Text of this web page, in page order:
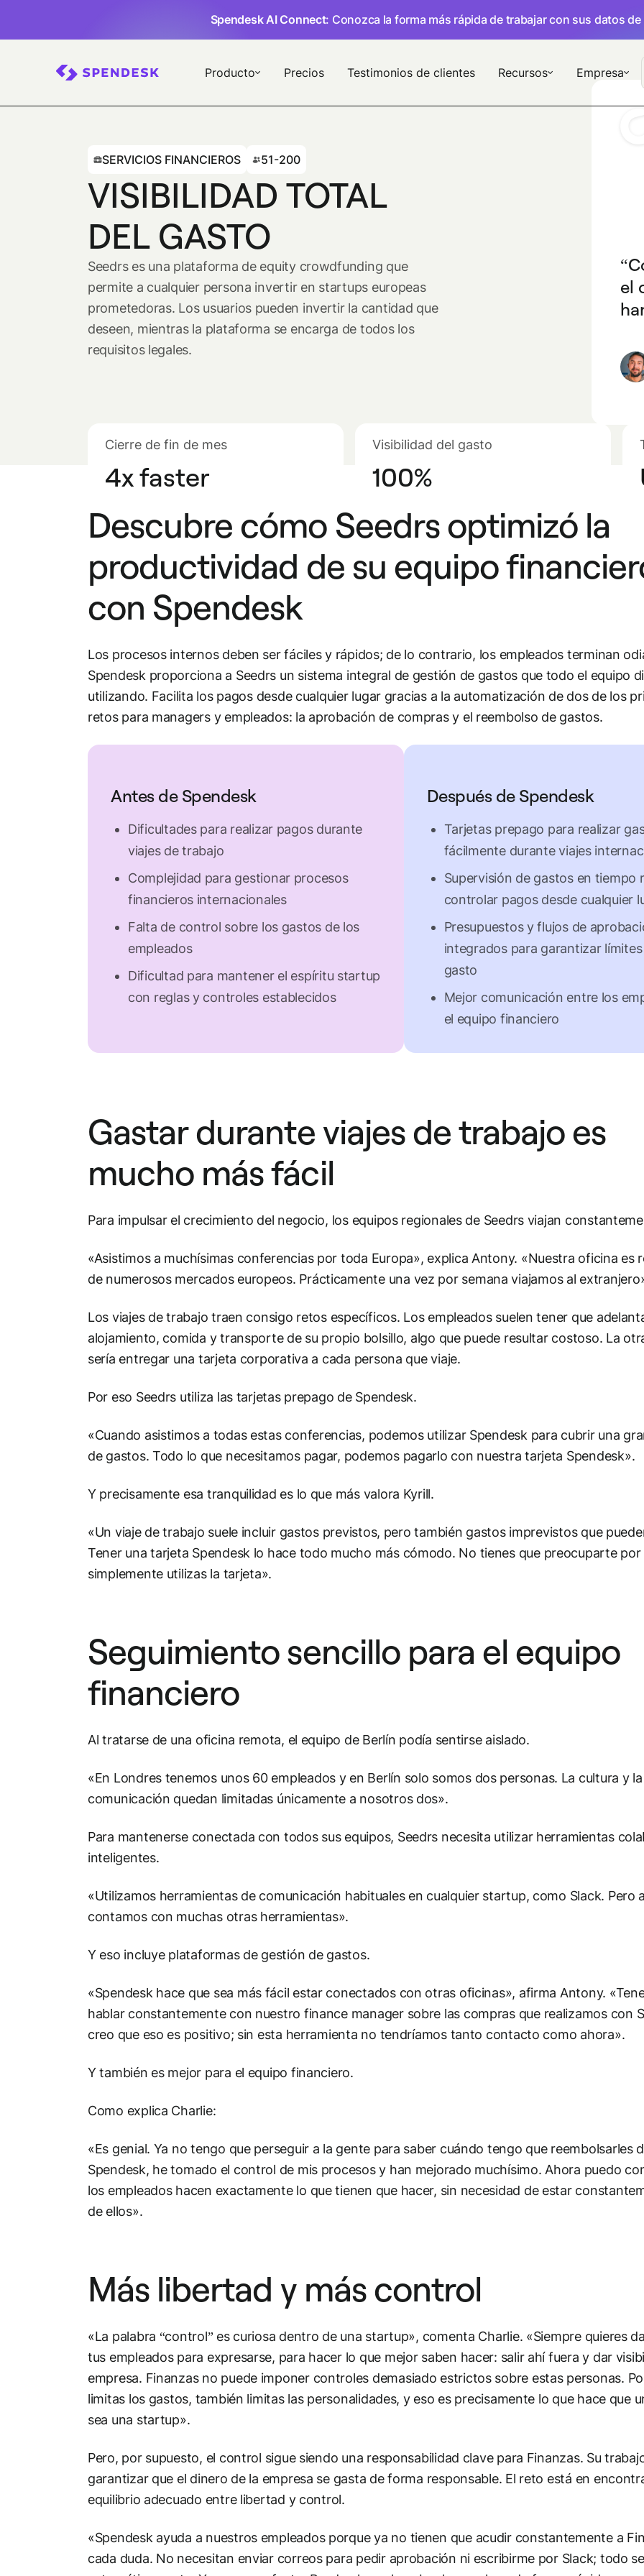
Spendesk AI Connect: Conozca la forma más rápida de trabajar con sus datos
Producto Precios Testimonios de clientes Recursos Empresa
SERVICIOS FINANCIEROS 51-200
VISIBILIDAD TOTAL
DEL GASTO
Seedrs es una plataforma de equity crowdfunding que
permite a cualquier persona invertir en startups europeas
prometedoras. Los usuarios pueden invertir la cantidad que
deseen, mientras la plataforma se encarga de todos los
requisitos legales.
el
Cierre de fin de mes
4x faster
Visibilidad del gasto
100%
Descubre cómo Seedrs optimizó la
productividad de su equipo
con Spendesk
Los procesos internos deben ser fáciles y rápidos; de lo contrario, los empleados terminan
Spendesk proporciona a Seedrs un sistema integral de gestión de gastos que todo el equipo
utilizando. Facilita los pagos desde cualquier lugar gracias a la automatización de dos de los
retos para managers y empleados: la aprobación de compras y el reembolso de gastos.
Antes de Spendesk
Dificultades para realizar pagos durante
viajes de trabajo
Complejidad para gestionar procesos
financieros internacionales
Falta de control sobre los gastos de los
empleados
Dificultad para mantener el espíritu startup
con reglas y controles establecidos
Después de Spendesk
Tarjetas prepago para realizar
fácilmente durante viajes
Supervisión de gastos en tiempo
controlar pagos desde cualquier
Presupuestos y flujos de
integrados para garantizar
gasto
Mejor comunicación entre los
el equipo financiero
Gastar durante viajes de trabajo es
mucho más fácil
Para impulsar el crecimiento del negocio, los equipos regionales de Seedrs viajan
«Asistimos a muchísimas conferencias por toda Europa», explica Antony. «Nuestra oficina es
de numerosos mercados europeos. Prácticamente una vez por semana viajamos al
Los viajes de trabajo traen consigo retos específicos. Los empleados suelen tener que
alojamiento, comida y transporte de su propio bolsillo, algo que puede resultar costoso. La
sería entregar una tarjeta corporativa a cada persona que viaje.
Por eso Seedrs utiliza las tarjetas prepago de Spendesk.
«Cuando asistimos a todas estas conferencias, podemos utilizar Spendesk para cubrir una
de gastos. Todo lo que necesitamos pagar, podemos pagarlo con nuestra tarjeta Spendesk».
Y precisamente esa tranquilidad es lo que más valora Kyrill.
«Un viaje de trabajo suele incluir gastos previstos, pero también gastos imprevistos que
Tener una tarjeta Spendesk lo hace todo mucho más cómodo. No tienes que preocuparte por
simplemente utilizas la tarjeta».
Seguimiento sencillo para el equipo
financiero
Al tratarse de una oficina remota, el equipo de Berlín podía sentirse aislado.
«En Londres tenemos unos 60 empleados y en Berlín solo somos dos personas. La cultura y la
comunicación quedan limitadas únicamente a nosotros dos».
Para mantenerse conectada con todos sus equipos, Seedrs necesita utilizar herramientas
inteligentes.
«Utilizamos herramientas de comunicación habituales en cualquier startup, como Slack. Pero
contamos con muchas otras herramientas».
Y eso incluye plataformas de gestión de gastos.
«Spendesk hace que sea más fácil estar conectados con otras oficinas», afirma Antony.
hablar constantemente con nuestro finance manager sobre las compras que realizamos con
creo que eso es positivo; sin esta herramienta no tendríamos tanto contacto como ahora».
Y también es mejor para el equipo financiero.
Como explica Charlie:
«Es genial. Ya no tengo que perseguir a la gente para saber cuándo tengo que reembolsarles
Spendesk, he tomado el control de mis procesos y han mejorado muchísimo. Ahora puedo
los empleados hacen exactamente lo que tienen que hacer, sin necesidad de estar
de ellos».
Más libertad y más control
«La palabra “control” es curiosa dentro de una startup», comenta Charlie. «Siempre quieres
tus empleados para expresarse, para hacer lo que mejor saben hacer: salir ahí fuera y dar
empresa. Finanzas no puede imponer controles demasiado estrictos sobre estas personas.
limitas los gastos, también limitas las personalidades, y eso es precisamente lo que hace que
sea una startup».
Pero, por supuesto, el control sigue siendo una responsabilidad clave para Finanzas. Su
garantizar que el dinero de la empresa se gasta de forma responsable. El reto está en
equilibrio adecuado entre libertad y control.
«Spendesk ayuda a nuestros empleados porque ya no tienen que acudir constantemente a
cada duda. No necesitan enviar correos para pedir aprobación ni escribirme por Slack; todo